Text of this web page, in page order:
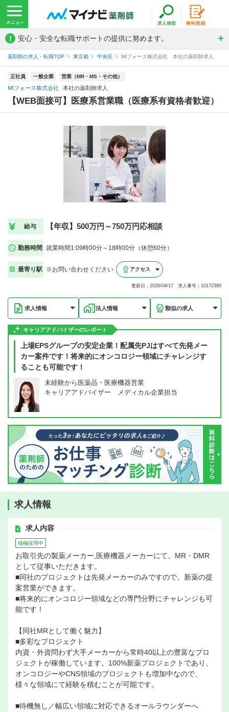
! 安心・安全な転職サポートの提供に努めます。
薬剤師の求人・転職TOP 東京都 中央区 MIフォース株式会社 本社の薬剤師求人
正社員 一般企業 営業（MR・MS・その他）
MIフォース株式会社 本社の薬剤師求人
【WEB面接可】医療系営業職（医療系有資格者歓迎）
給与 【年収】500万円～750万円応相談
勤務時間 就業時間1:09時00分～18時00分（休憩60分）
最寄り駅 ※お問い合わせください アクセス
更新日：2026/04/17 求人番号：10172380
求人情報 法人情報 類似の求人
キャリアアドバイザーのレポート
上場EPSグループの安定企業！配属先PJはすべて先発メー
カー案件です！将来的にオンコロジー領域にチャレンジす
ることも可能です！
未経験から医薬品・医療機器営業
キャリアアドバイザー メディカル企業担当
求人情報
求人内容
積極採用中
お取引先の製薬メーカー,医療機器メーカーにて、MR・DMR
として従事いただきます。
■同社のプロジェクトは先発メーカーのみですので、新薬の提
案営業ができます。
■将来的にオンコロジー領域などの専門分野にチャレンジも可
能です！
【同社MRとして働く魅力】
■多彩なプロジェクト
内資・外資問わず大手メーカーから常時40以上の豊富なプロ
ジェクトが稼働しています。100%新薬プロジェクトであり、
オンコロジーやCNS領域のプロジェクトも増加中なので、
様々な領域にて経験を積むことが可能です。
■待機無し／幅広い領域に対応できるオールラウンダーへ